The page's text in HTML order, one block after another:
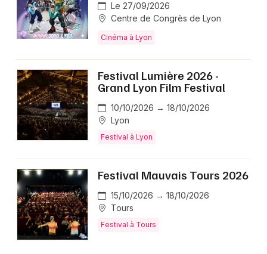
Le 27/09/2026
Centre de Congrès de Lyon
Cinéma à Lyon
Festival Lumière 2026 -
Grand Lyon Film Festival
10/10/2026 → 18/10/2026
Lyon
Festival à Lyon
Festival Mauvais Tours 2026
15/10/2026 → 18/10/2026
Tours
Festival à Tours